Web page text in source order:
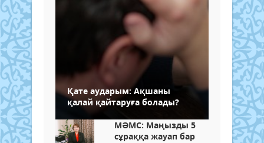
Қате аударым: Ақшаны
қалай қайтаруға болады?
МӘМС: Маңызды 5
сұраққа жауап бар